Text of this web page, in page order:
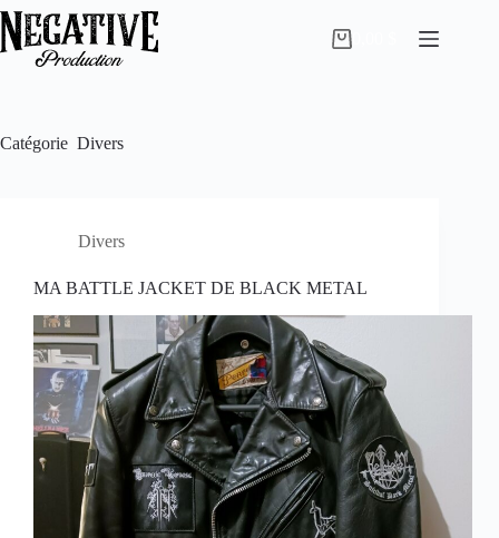
Passer
au
contenu
Panier
Catégorie Divers
Divers
MA BATTLE JACKET DE BLACK METAL